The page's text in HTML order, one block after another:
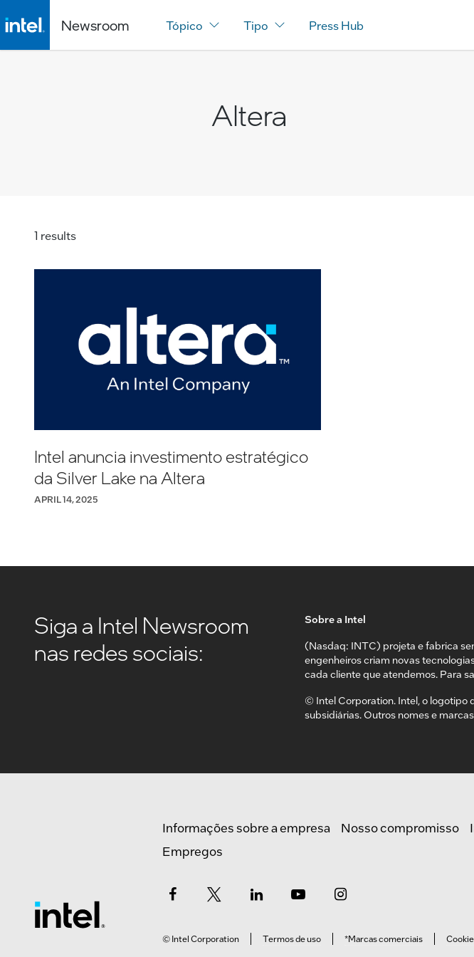
Newsroom Tópico Tipo Press Hub
Altera
1 results
Intel anuncia investimento estratégico
da Silver Lake na Altera
APRIL 14, 2025
Siga a Intel Newsroom
nas redes sociais:
Sobre a Intel
(Nasdaq: INTC) projeta e fabrica
engenheiros criam novas
cada cliente que atendemos. Para
© Intel Corporation. Intel, o logotipo
subsidiárias. Outros nomes e
Informações sobre a empresa Nosso compromisso
Empregos
© Intel Corporation Termos de uso *Marcas comerciais